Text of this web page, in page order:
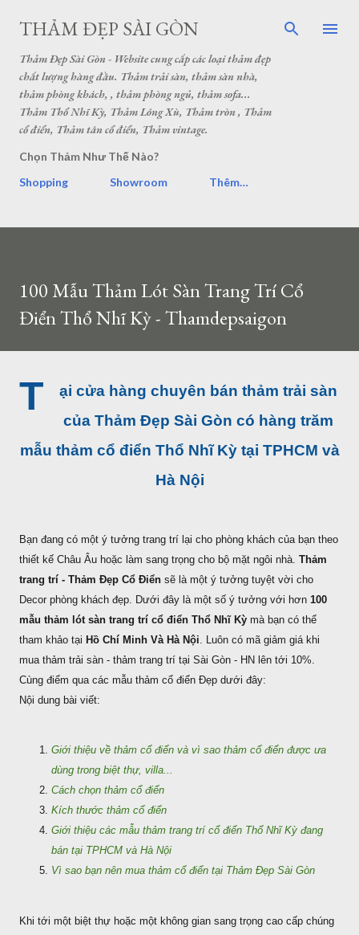
THẢM ĐẸP SÀI GÒN
Thảm Đẹp Sài Gòn - Website cung cấp các loại thảm đẹp
chất lượng hàng đầu. Thảm trải sàn, thảm sàn nhà,
thảm phòng khách, , thảm phòng ngủ, thảm sofa...
Thảm Thổ Nhĩ Kỳ, Thảm Lông Xù, Thảm tròn , Thảm
cổ điển, Thảm tân cổ điển, Thảm vintage.
Chọn Thảm Như Thế Nào?
Shopping
Showroom Thêm…
100 Mẫu Thảm Lót Sàn Trang Trí Cổ
Điển Thổ Nhĩ Kỳ - Thamdepsaigon
T
ại cửa hàng chuyên bán thảm trải sàn
của Thảm Đẹp Sài Gòn có hàng trăm
mẫu thảm cổ điển Thổ Nhĩ Kỳ tại TPHCM và
Hà Nội
Bạn đang có một ý tưởng trang trí lại cho phòng khách của bạn theo
thiết kế Châu Âu hoặc làm sang trọng cho bộ mặt ngôi nhà. Thảm
trang trí - Thảm Đẹp Cổ Điển sẽ là một ý tưởng tuyệt vời cho
Decor phòng khách đẹp. Dưới đây là một số ý tưởng với hơn 100
mẫu thảm lót sàn trang trí cổ điển Thổ Nhĩ Kỳ mà bạn có thể
tham khảo tại Hồ Chí Minh Và Hà Nội. Luôn có mã giảm giá khi
mua thảm trải sàn - thảm trang trí tại Sài Gòn - HN lên tới 10%.
Cùng điểm qua các mẫu thảm cổ điển Đẹp dưới đây:
Nội dung bài viết:
Giới thiệu về thảm cổ điển và vì sao thảm cổ điển được ưa
dùng trong biệt thự, villa...
Cách chọn thảm cổ điển
Kích thước thảm cổ điển
Giới thiệu các mẫu thảm trang trí cổ điển Thổ Nhĩ Kỳ đang
bán tại TPHCM và Hà Nội
Vì sao bạn nên mua thảm cổ điển tại Thảm Đẹp Sài Gòn
Khi tới một biệt thự hoặc một không gian sang trọng cao cấp chúng